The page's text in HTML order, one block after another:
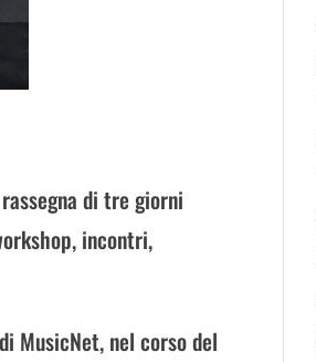
di tre giorni
incontri,
MusicNet, nel corso del